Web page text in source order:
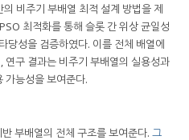
비주기 부배열 최적 설계 방법을 제
최적화를 통해 슬롯 간 위상 균일성
당성을 검증하였다. 이를 전체 배열에
연구 결과는 비주기 부배열의 실용성과
가능성을 보여준다.
부배열의 전체 구조를 보여준다. 그